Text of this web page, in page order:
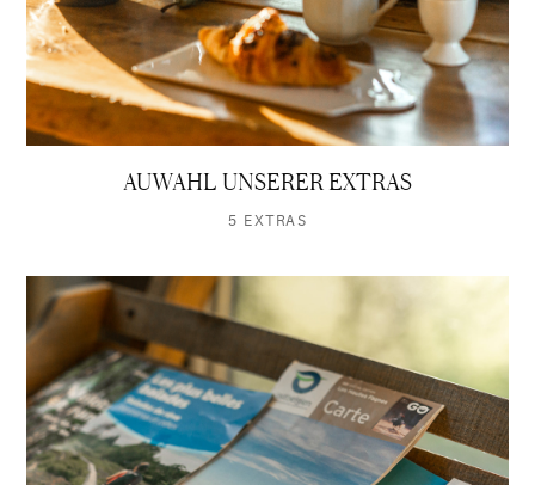
AUWAHL UNSERER EXTRAS
5 EXTRAS
Entdecken
Sie
die
Aktivitäten